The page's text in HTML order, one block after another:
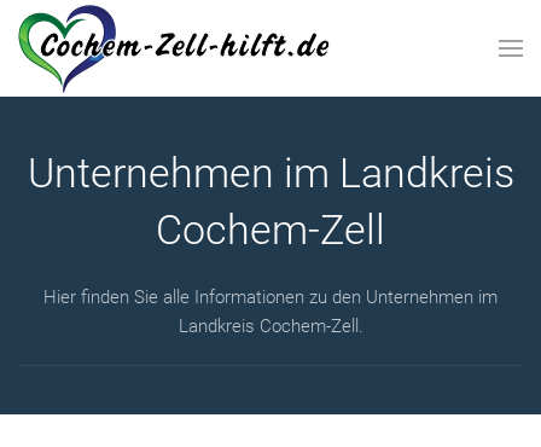
Zum Hauptinhalt springen
Unternehmen im Landkreis
Cochem-Zell
Hier finden Sie alle Informationen zu den Unternehmen im
Landkreis Cochem-Zell.